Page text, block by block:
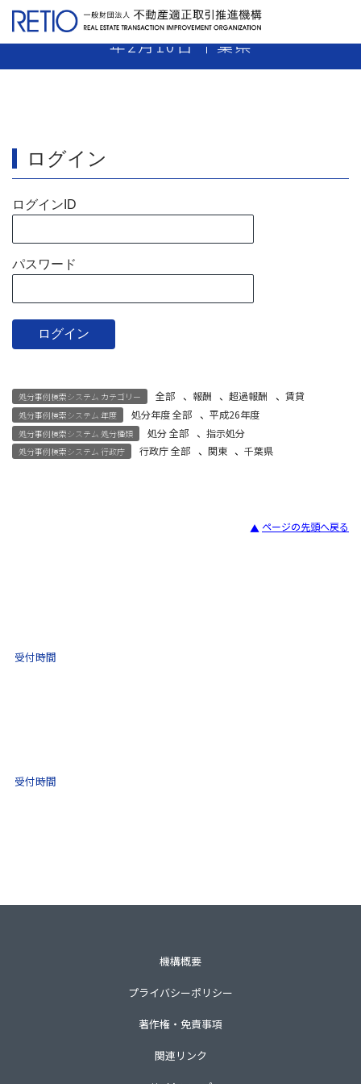
【26-22】 媒介業者 指示処分 平成27
年2月10日 千葉県
ログイン
ログインID
パスワード
処分事例検索システム カテゴリー 全部 、 報酬 、超過報酬 、 賃貸
処分事例検索システム 年度 処分年度 全部 、 平成26年度
処分事例検索システム 処分種類 処分 全部 、 指示処分
処分事例検索システム 行政庁 行政庁 全部 、 関東 、千葉県
ページの先頭へ戻る
受付時間
受付時間
機構概要
プライバシーポリシー
著作権・免責事項
関連リンク